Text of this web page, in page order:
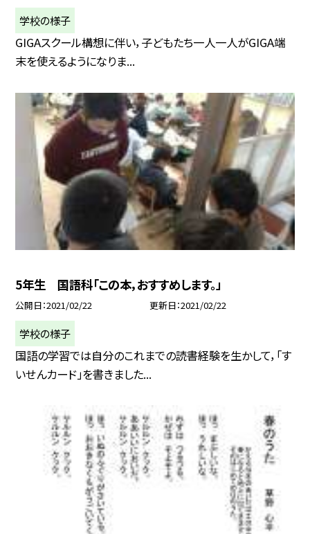
学校の様子
GIGAスクール構想に伴い，子どもたち一人一人がGIGA端
末を使えるようになりま...
5年生 国語科「この本，おすすめします。」
公開日 2021/02/22 更新日 2021/02/22
学校の様子
国語の学習では自分のこれまでの読書経験を生かして，「す
いせんカード」を書きました...